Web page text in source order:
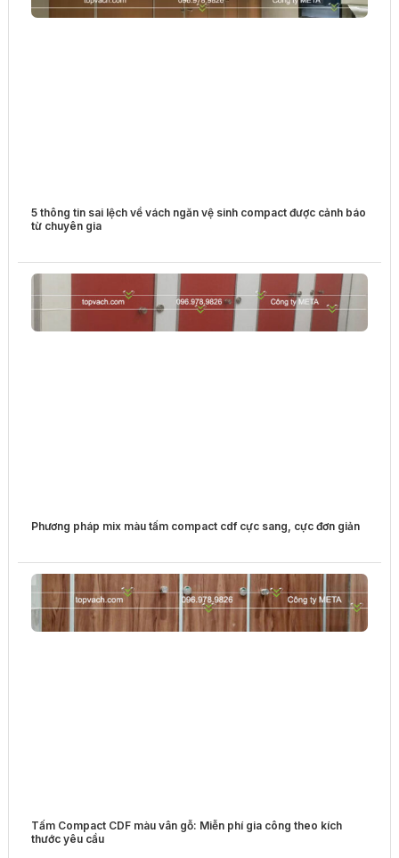
5 thông tin sai lệch về vách ngăn vệ sinh compact được cảnh báo
từ chuyên gia
Phương pháp mix màu tấm compact cdf cực sang, cực đơn giản
Tấm Compact CDF màu vân gỗ: Miễn phí gia công theo kích
thước yêu cầu